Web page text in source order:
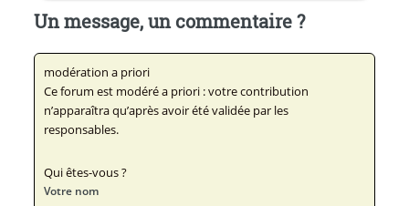
Un message, un commentaire ?
modération a priori
Ce forum est modéré a priori : votre contribution
n’apparaîtra qu’après avoir été validée par les
responsables.
Qui êtes-vous ?
Votre nom